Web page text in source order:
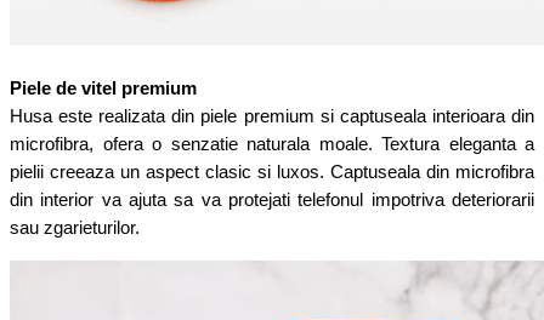
Piele de vitel premium
Husa este realizata din piele premium si captuseala interioara din
microfibra, ofera o senzatie naturala moale. Textura eleganta a
pielii creeaza un aspect clasic si luxos. Captuseala din microfibra
din interior va ajuta sa va protejati telefonul impotriva deteriorarii
sau zgarieturilor.